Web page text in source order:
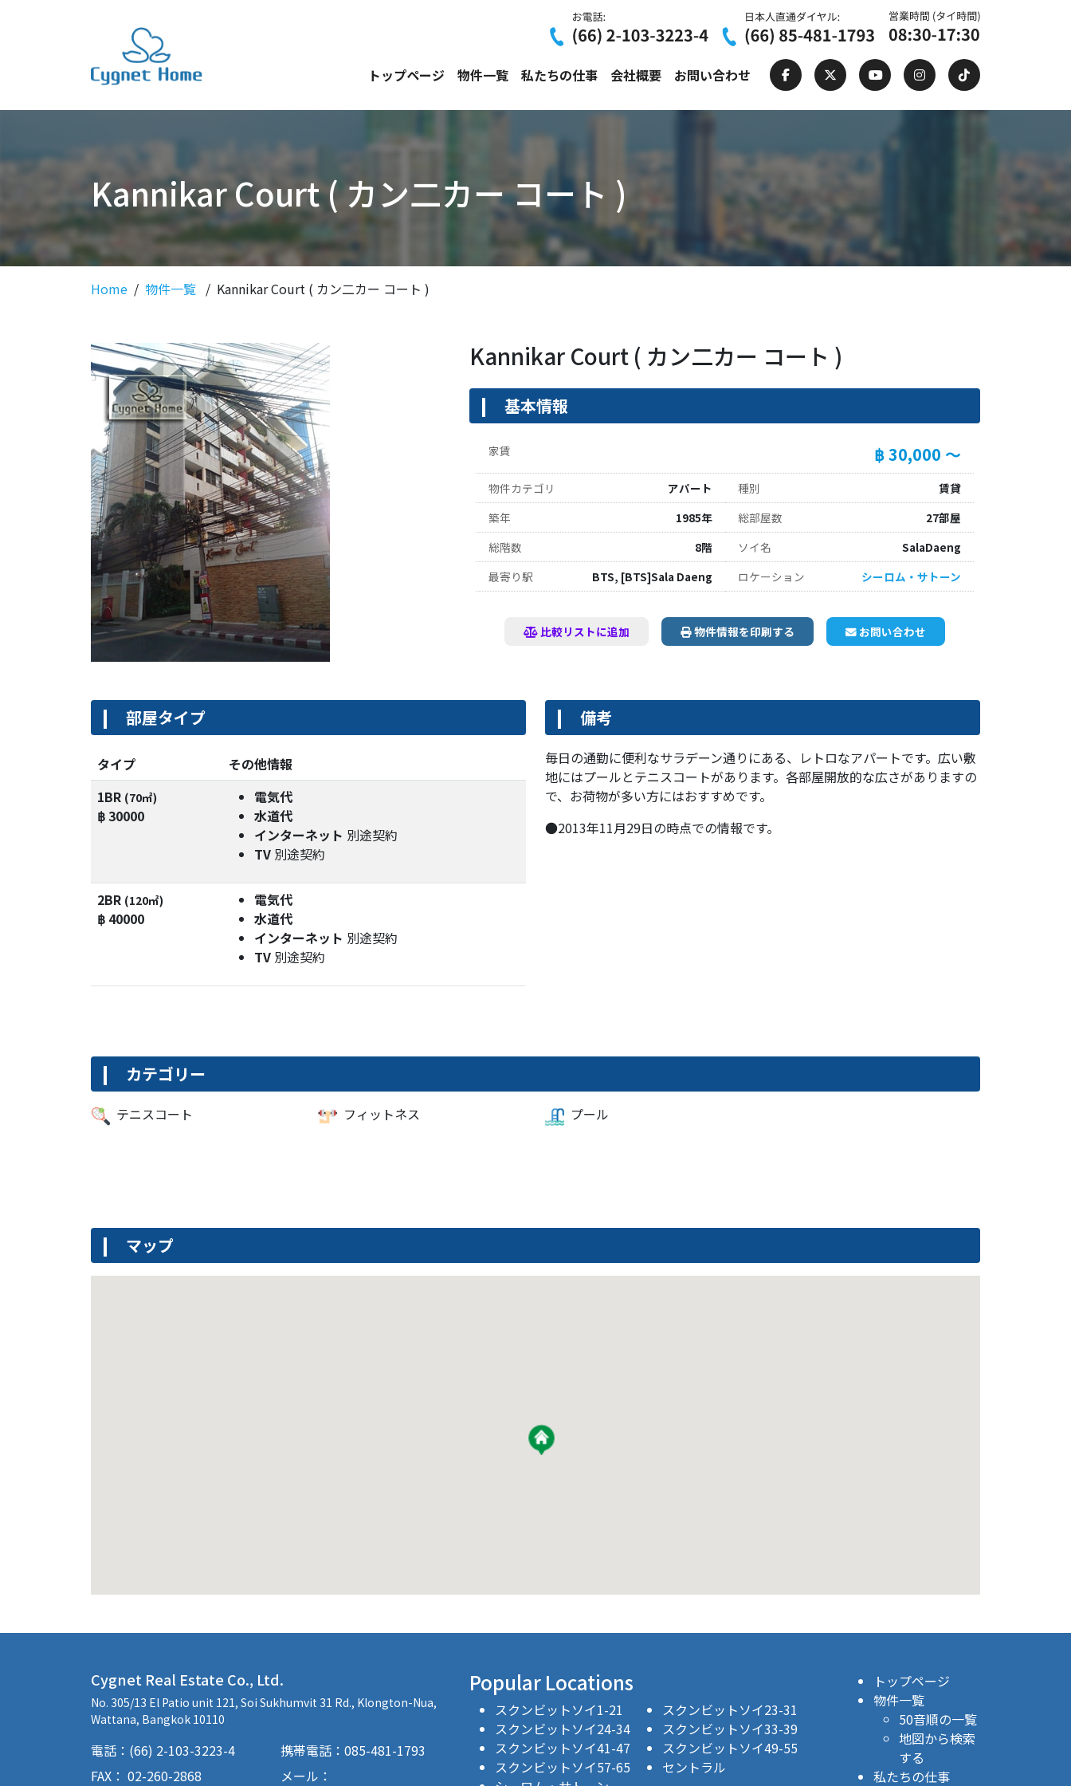
トップページ 物件一覧 私たちの仕事 会社概要 お問い合わせ
Kannikar Court ( カン二カー コート )
Home 物件一覧 Kannikar Court ( カン二カー コート )
Kannikar Court ( カン二カー コート )
基本情報
家賃 ฿ 30,000 ～
物件カテゴリ アパート 種別
賃貸
築年
1985年 総部屋数
27部屋
総階数
8階 ソイ名
SalaDaeng
最寄り駅
BTS, [BTS]Sala Daeng ロケーション シーロム・サトーン
比較リストに追加 物件情報を印刷する お問い合わせ
部屋タイプ
タイプ
その他情報
1BR (70㎡)
฿ 30000
電気代
水道代
インターネット 別途契約
TV 別途契約
2BR (120㎡)
฿ 40000
電気代
水道代
インターネット 別途契約
TV 別途契約
備考
毎日の通勤に便利なサラデーン通りにある、レトロなアパートです。広い敷
地にはプールとテニスコートがあります。各部屋開放的な広さがありますの
で、お荷物が多い方にはおすすめです。
●2013年11月29日の時点での情報です。
カテゴリー
テニスコート フィットネス プール
マップ
Cygnet Real Estate Co., Ltd.
No. 305/13 El Patio unit 121, Soi Sukhumvit 31 Rd., Klongton-Nua,
Wattana, Bangkok 10110
電話：(66) 2-103-3223-4
携帯電話：085-481-1793
FAX： 02-260-2868
メール：
Popular Locations
スクンビットソイ1-21
スクンビットソイ23-31
スクンビットソイ24-34
スクンビットソイ33-39
スクンビットソイ41-47
スクンビットソイ49-55
スクンビットソイ57-65
セントラル
トップページ
物件一覧
50音順の一覧
地図から検索
する
私たちの仕事